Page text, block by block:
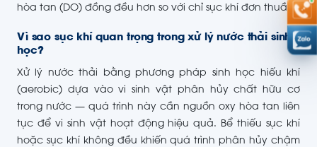
hòa tan (DO) đồng đều hơn so với chỉ sục khí đơn thuần.
Vì sao sục khí quan trọng trong xử lý nước thải sinh
học?
Xử lý nước thải bằng phương pháp sinh học hiếu khí
(aerobic) dựa vào vi sinh vật phân hủy chất hữu cơ
trong nước — quá trình này cần nguồn oxy hòa tan liên
tục để vi sinh vật hoạt động hiệu quả. Bể thiếu sục khí
hoặc sục khí không đều khiến quá trình phân hủy chậm